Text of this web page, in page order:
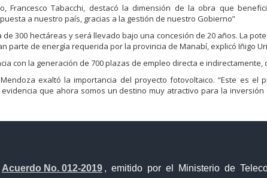
Acuerdo No. 012-2019 , emitido por el Ministerio de
Francesco Tabacchi, destacó la dimensión de la obra que benef
a nuestro país, gracias a la gestión de nuestroGobierno”
de 300 hectáreas y será llevadobajo una concesión de 20 años. La
parte de energía requerida por laprovincia de Manabí, explicó Iñigo
con la generación de 700plazas de empleo directa e indirectamente,
exaltó la importancia del proyecto fotovoltaico. “Este es el
evidencia que ahora somos un destino muy atractivo para la inversión